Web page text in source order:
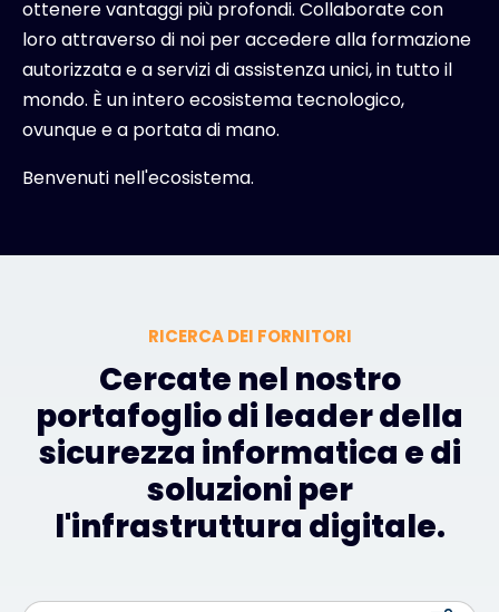
ottenere vantaggi più profondi. Collaborate con
loro attraverso di noi per accedere alla formazione
autorizzata e a servizi di assistenza unici, in tutto il
mondo. È un intero ecosistema tecnologico,
ovunque e a portata di mano.
Benvenuti nell'ecosistema.
RICERCA DEI FORNITORI
Cercate nel nostro
portafoglio di leader della
sicurezza informatica e di
soluzioni per
l'infrastruttura digitale.